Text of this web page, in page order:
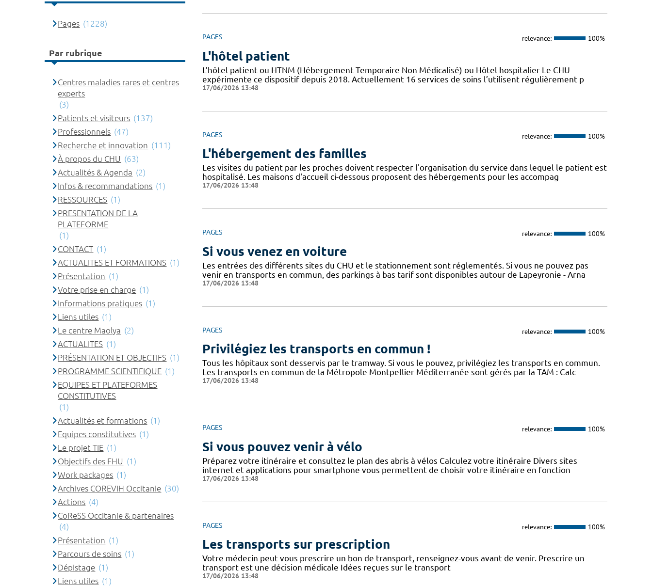
PAGES relevance: 100%
L'hôtel patient
L’hôtel patient ​​ou HTNM (Hébergement Temporaire Non Médicalisé)​​​​​​ ou Hôtel hospitalier Le CHU
expérimente ce dispositif depuis 2018. Actuellement 16 services de soins l’utilisent régulièrement p
17/06/2026 13:48
PAGES relevance: 100%
L'hébergement des familles
Les visites du patient par les proches doivent respecter l'organisation du service dans lequel le patient est
hospitalisé. Les maisons d'accueil ci-dessous proposent des hébergements pour les accompag
17/06/2026 13:48
PAGES relevance: 100%
Si vous venez en voiture
Les entrées des différents sites du CHU et le stationnement sont réglementés. Si vous ne pouvez pas
venir en transports en commun, des parkings à bas tarif sont disponibles autour de Lapeyronie - Arna
17/06/2026 13:48
PAGES relevance: 100%
Privilégiez les transports en commun !
Tous les hôpitaux sont desservis par le tramway. Si vous le pouvez, privilégiez les transports en commun.
Les transports en commun de la Métropole Montpellier Méditerranée sont gérés par la TAM : Calc
17/06/2026 13:48
PAGES relevance: 100%
Si vous pouvez venir à vélo
Préparez votre itinéraire et consultez le plan des abris à vélos Calculez votre itinéraire Divers sites
internet et applications pour smartphone vous permettent de choisir votre itinéraire en fonction
17/06/2026 13:48
PAGES relevance: 100%
Les transports sur prescription
Votre médecin peut vous prescrire un bon de transport, renseignez-vous avant de venir. Prescrire un
transport est une décision médicale Idées reçues sur le transport
17/06/2026 13:48
Pages (1228)
Par rubrique
Centres maladies rares et centres
experts
(3)
Patients et visiteurs (137)
Professionnels (47)
Recherche et innovation (111)
À propos du CHU (63)
Actualités & Agenda (2)
Infos & recommandations (1)
RESSOURCES (1)
PRESENTATION DE LA
PLATEFORME
(1)
CONTACT (1)
ACTUALITES ET FORMATIONS (1)
Présentation (1)
Votre prise en charge (1)
Informations pratiques (1)
Liens utiles (1)
Le centre Maolya (2)
ACTUALITES (1)
PRÉSENTATION ET OBJECTIFS (1)
PROGRAMME SCIENTIFIQUE (1)
EQUIPES ET PLATEFORMES
CONSTITUTIVES
(1)
Actualités et formations (1)
Equipes constitutives (1)
Le projet TIE (1)
Objectifs des FHU (1)
Work packages (1)
Archives COREVIH Occitanie (30)
Actions (4)
CoReSS Occitanie & partenaires
(4)
Présentation (1)
Parcours de soins (1)
Dépistage (1)
Liens utiles (1)